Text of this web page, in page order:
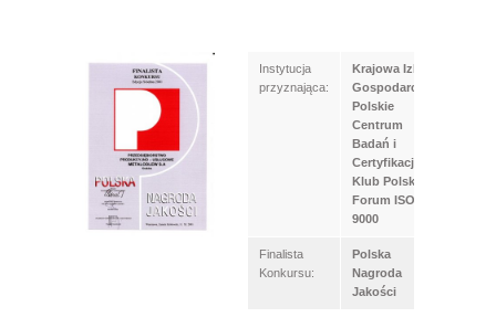
Instytucja
przyznająca:
Krajowa Izba
Gospodarcza
Polskie
Centrum
Badań i
Certyfikacji
Klub Polski
Forum ISO
9000
Finalista
Konkursu:
Polska
Nagroda
Jakości